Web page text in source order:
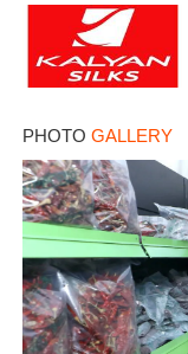
PHOTO GALLERY